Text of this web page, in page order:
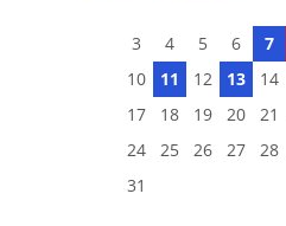
3
4 5 6 7
10
11 12 13 14
17
18 19 20 21
24
25 26 27 28
31